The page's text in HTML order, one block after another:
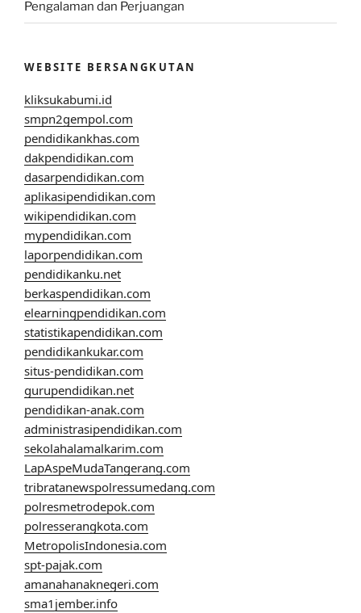
Pengalaman dan Perjuangan
WEBSITE BERSANGKUTAN
kliksukabumi.id
smpn2gempol.com
pendidikankhas.com
dakpendidikan.com
dasarpendidikan.com
aplikasipendidikan.com
wikipendidikan.com
mypendidikan.com
laporpendidikan.com
pendidikanku.net
berkaspendidikan.com
elearningpendidikan.com
statistikapendidikan.com
pendidikankukar.com
situs-pendidikan.com
gurupendidikan.net
pendidikan-anak.com
administrasipendidikan.com
sekolahalamalkarim.com
LapAspeMudaTangerang.com
tribratanewspolressumedang.com
polresmetrodepok.com
polresserangkota.com
MetropolisIndonesia.com
spt-pajak.com
amanahanaknegeri.com
sma1jember.info